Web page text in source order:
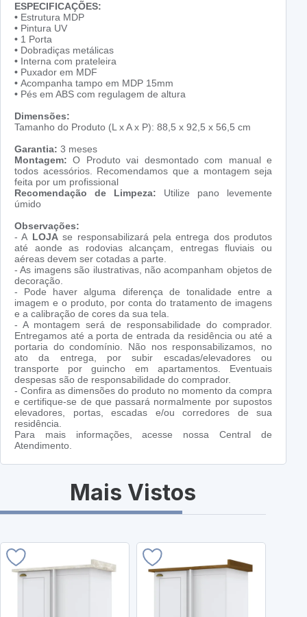
ESPECIFICAÇÕES:
• Estrutura MDP
• Pintura UV
• 1 Porta
• Dobradiças metálicas
• Interna com prateleira
• Puxador em MDF
• Acompanha tampo em MDP 15mm
• Pés em ABS com regulagem de altura
Dimensões:
Tamanho do Produto (L x A x P): 88,5 x 92,5 x 56,5 cm
Garantia: 3 meses
Montagem: O Produto vai desmontado com manual e
todos acessórios. Recomendamos que a montagem seja
feita por um profissional
Recomendação de Limpeza: Utilize pano levemente
úmido
Observações:
- A LOJAse responsabilizará pela entrega dos produtos
até aonde as rodovias alcançam, entregas fluviais ou
aéreas devem ser cotadas a parte.
- As imagens são ilustrativas, não acompanham objetos de
decoração.
- Pode haver alguma diferença de tonalidade entre a
imagem e o produto, por conta do tratamento de imagens
e a calibração de cores da sua tela.
- A montagem será de responsabilidade do comprador.
Entregamos até a porta de entrada da residência ou até a
portaria do condomínio. Não nos responsabilizamos, no
ato da entrega, por subir escadas/elevadores ou
transporte por guincho em apartamentos. Eventuais
despesas são de responsabilidade do comprador.
- Confira as dimensões do produto no momento da compra
e certifique-se de que passará normalmente por supostos
elevadores, portas, escadas e/ou corredores de sua
residência.
Para mais informações, acesse nossa Central de
Atendimento.
Mais Vistos